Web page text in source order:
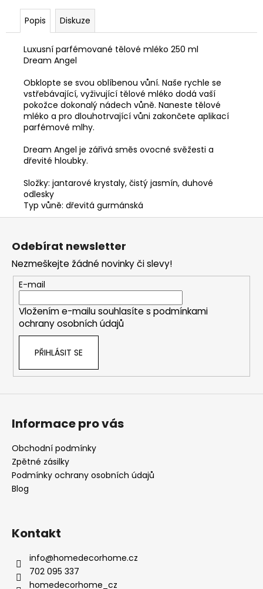
Popis Diskuze
Luxusní parfémované tělové mléko 250 ml
Dream Angel
Obklopte se svou oblíbenou vůní. Naše rychle se
vstřebávající, vyživující tělové mléko dodá vaší
pokožce dokonalý nádech vůně. Naneste tělové
mléko a pro dlouhotrvající vůni zakončete aplikací
parfémové mlhy.
Dream Angel je zářivá směs ovocné svěžesti a
dřevité hloubky.
Složky: jantarové krystaly, čistý jasmín, duhové
odlesky
Typ vůně: dřevitá gurmánská
Odebírat newsletter
Nezmeškejte žádné novinky či slevy!
E-mail
Vložením e-mailu souhlasíte s podmínkami
ochrany osobních údajů
PŘIHLÁSIT SE
Informace pro vás
Obchodní podmínky
Zpětné zásilky
Podmínky ochrany osobních údajů
Blog
Kontakt
info@homedecorhome.cz
702 095 337
homedecorhome_cz